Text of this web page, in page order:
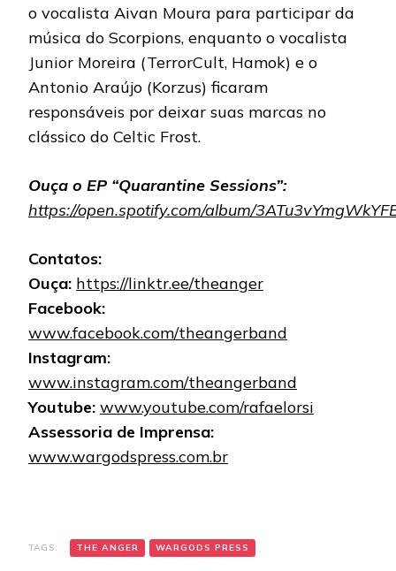
o vocalista Aivan Moura para participar da
música do Scorpions, enquanto o vocalista
Junior Moreira (TerrorCult, Hamok) e o
Antonio Araújo (Korzus) ficaram
responsáveis por deixar suas marcas no
clássico do Celtic Frost.
Ouça o EP “Quarantine Sessions”:
https://open.spotify.com/album/
Contatos:
Ouça: https://linktr.ee/theanger
Facebook:
www.facebook.com/theangerband
Instagram:
www.instagram.com/theangerband
Youtube: www.youtube.com/rafaelorsi
Assessoria de Imprensa:
www.wargodspress.com.br
TAGS: THE ANGER WARGODS PRESS